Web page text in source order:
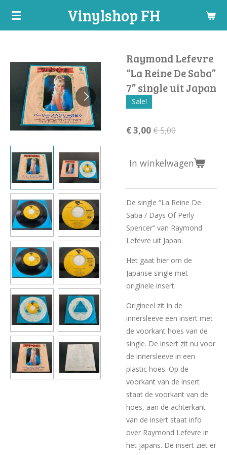
Ga
hoofdinhoud
Vinylshop FH
Raymond Lefevre
“La Reine De Saba”
7” single uit Japan
Sale!
€ 3,00€ 5,00
In winkelwagen
De single “La Reine De
Saba / Days Of Perly
Spencer” van Raymond
Lefevre uit Japan.
Het gaat hier om de
Japanse single met
originele insert.
Origineel zit in de
innersleeve een insert met
de voorkant hoes van de
single. De insert zit nu voor
de innersleeve in een
plastic hoes. Op de
voorkant van de insert
staat de voorkant van de
hoes, aan de achterkant
van de insert staat info
over Raymond Lefevre in
het japans. De insert ziet er